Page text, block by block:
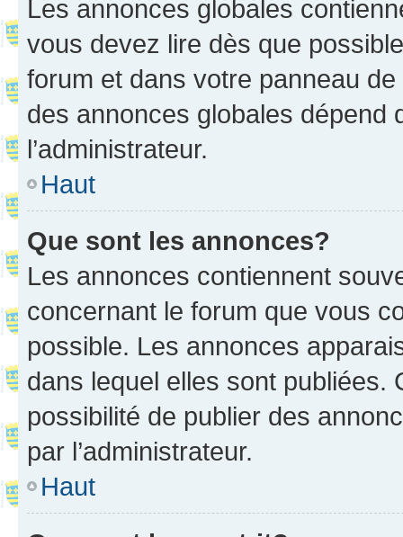
Les annonces globales
vous devez lire dès que
forum et dans votre panneau
des annonces globales dépend
l’administrateur.
Haut
Que sont les annonces?
Les annonces contiennent
concernant le forum que vous
possible. Les annonces
dans lequel elles sont publiées.
possibilité de publier des
par l’administrateur.
Haut